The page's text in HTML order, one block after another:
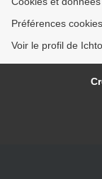
Préférences cookies
Voir le profil de